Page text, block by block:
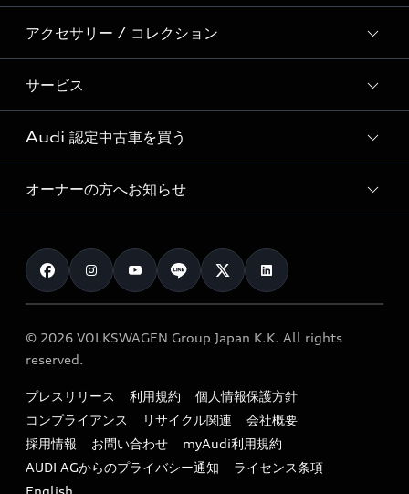
Audi Sport
Formula 1®
デジタルサービス
新車在庫検索
試乗車・展示車検索
見積り依頼
試乗予約
モデル一覧
特別仕様モデル / 限定モデル
e-tronラインアップ
価格シミュレーション
車両比較
カタログ一覧
アクセサリー / コレクション
純正アクセサリー
オンラインショップ
Audi collection
アウディナビアプリ
サービス
サービス入庫予約
サービスプログラム
メンテナンス
車検 / 定期点検
e-tronアフターサポート
myAudi
Audi 認定中古車を買う
Audi認定中古車
クオリティ
保証
メンテナンス
ファイナンス
キャンペーン / イベント
買取査定
オーナーの方へお知らせ
お知らせ
オーナー様向けキャンペーン
特定整備適用車一覧
リサイクル法
よくある質問（FAQ）
© 2026 VOLKSWAGEN Group Japan K.K. All rights
reserved.
プレスリリース 利用規約
個人情報保護方針
コンプライアンス
リサイクル関連
会社概要
採用情報
お問い合わせ
myAudi利用規約
AUDI AGからのプライバシー通知
ライセンス条項
English